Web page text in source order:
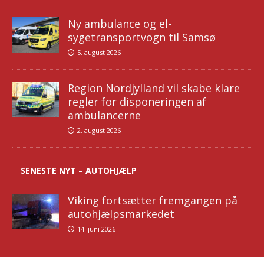
Ny ambulance og el-
sygetransportvogn til Samsø
5. august 2026
Region Nordjylland vil skabe klare
regler for disponeringen af
ambulancerne
2. august 2026
SENESTE NYT – AUTOHJÆLP
Viking fortsætter fremgangen på
autohjælpsmarkedet
14. juni 2026